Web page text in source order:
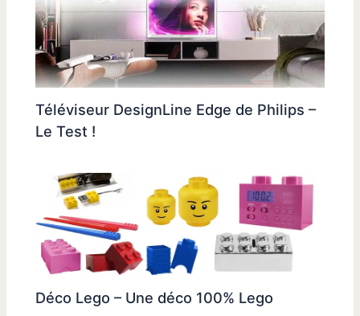
Téléviseur DesignLine Edge de Philips –
Le Test !
Déco Lego – Une déco 100% Lego